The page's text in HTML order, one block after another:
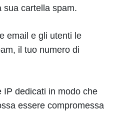
sua cartella spam.
email e gli utenti le
il tuo numero di
IP dedicati in modo che
essere compromessa